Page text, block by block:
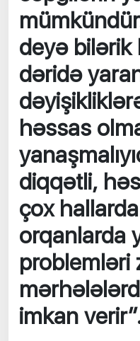
deyə bilərik
dəridə
həssas
diqqətli,
çox
orqanlarda
problemləri
imkan